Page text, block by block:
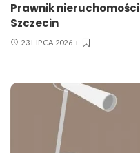
Prawnik nieruchomości
Szczecin
23 LIPCA 2026